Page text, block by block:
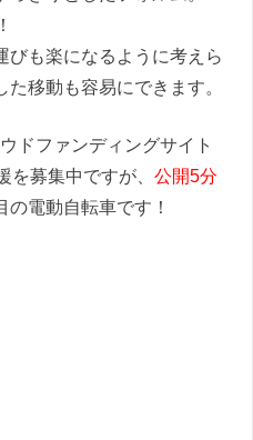
！
びも楽になるように考えら
移動も容易にできます。
ドファンディングサイト
を募集中ですが、 公開5分
の電動自転車です！